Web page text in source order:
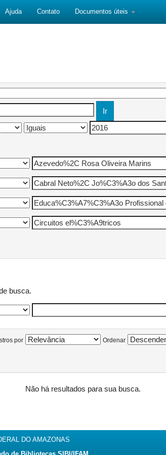
Ajuda Contato Documentos úteis
busca.
por Ordenar
Não há resultados para sua busca.
DO AMAZONAS